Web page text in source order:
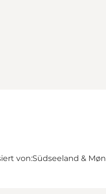
von:Südseeland & Møn